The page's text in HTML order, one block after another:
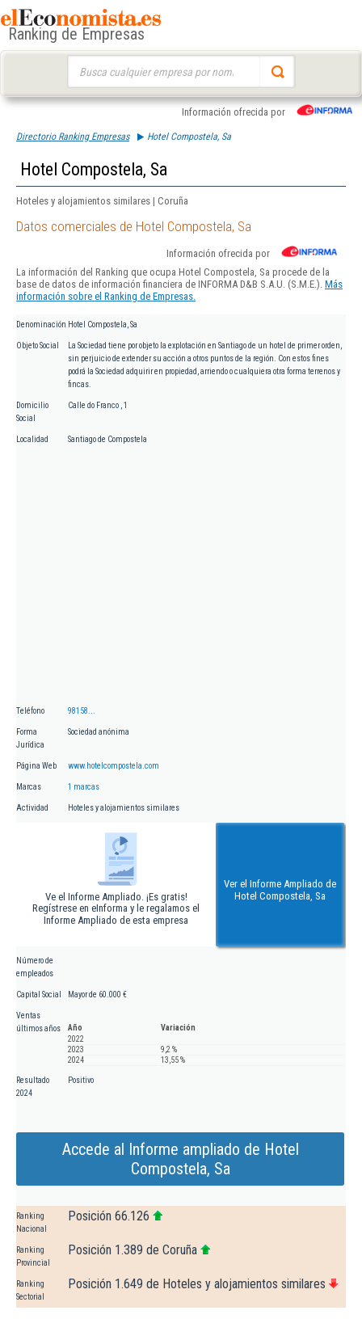
Ranking de Empresas
Información ofrecida por
Directorio Ranking Empresas Hotel Compostela, Sa
Hotel Compostela, Sa
Hoteles y alojamientos similares | Coruña
Datos comerciales de Hotel Compostela, Sa
Información ofrecida por
La información del Ranking que ocupa Hotel Compostela, Sa procede de la
base de datos de información financiera de INFORMA D&B S.A.U. (S.M.E.). Más
información sobre el Ranking de Empresas.
Denominación Hotel Compostela, Sa
Objeto Social
La Sociedad tiene por objeto la explotación en Santiago de un hotel de primer orden,
sin perjuicio de extender su acción a otros puntos de la región. Con estos fines
podrá la Sociedad adquirir en propiedad, arriendo o cualquiera otra forma terrenos y
fincas.
Domicilio
Social
Calle do Franco , 1
Localidad Santiago de Compostela
Teléfono 98158...
Forma
Jurídica
Sociedad anónima
Página Web www.hotelcompostela.com
Marcas 1 marcas
Actividad Hoteles y alojamientos similares
Ve el Informe Ampliado. ¡Es gratis!
Regístrese en eInforma y le regalamos el
Informe Ampliado de esta empresa
Ver el Informe Ampliado de
Hotel Compostela, Sa
Número de
empleados
Capital Social Mayor de 60.000 €
Ventas
últimos años
Año
Variación
2022
2023
9,2 %
2024
13,55 %
Resultado
2024
Positivo
Accede al Informe ampliado de Hotel
Compostela, Sa
Ranking
Nacional
Posición 66.126
Ranking
Provincial
Posición 1.389 de Coruña
Ranking
Sectorial
Posición 1.649 de Hoteles y alojamientos similares